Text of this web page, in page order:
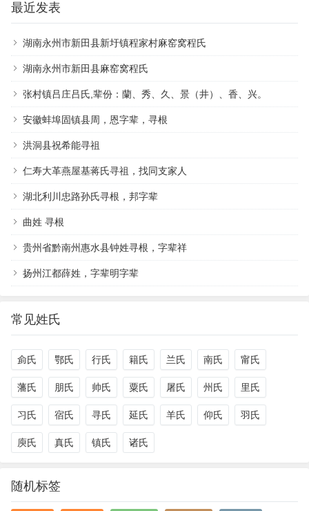
最近发表
湖南永州市新田县新圩镇程家村麻窑窝程氏
湖南永州市新田县麻窑窝程氏
张村镇吕庄吕氏,辈份：蘭、秀、久、景（井）、香、兴。
安徽蚌埠固镇县周，恩字辈，寻根
洪洞县祝希能寻祖
仁寿大革燕屋基蒋氏寻祖，找同支家人
湖北利川忠路孙氏寻根，邦字辈
曲姓 寻根
贵州省黔南州惠水县钟姓寻根，字辈祥
扬州江都薛姓，字辈明字辈
常见姓氏
侴氏 鄂氏 行氏 籍氏 兰氏 南氏 甯氏
藩氏 朋氏 帅氏 粟氏 屠氏 州氏 里氏
习氏 宿氏 寻氏 延氏 羊氏 仰氏 羽氏
庾氏 真氏 镇氏 诸氏
随机标签